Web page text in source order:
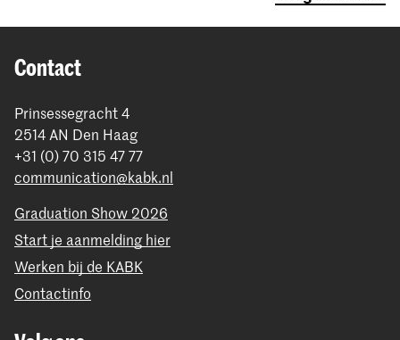
Contact
Prinsessegracht 4
2514 AN Den Haag
+31 (0) 70 315 47 77
communication@kabk.nl
Graduation Show 2026
Start je aanmelding hier
Werken bij de KABK
Contactinfo